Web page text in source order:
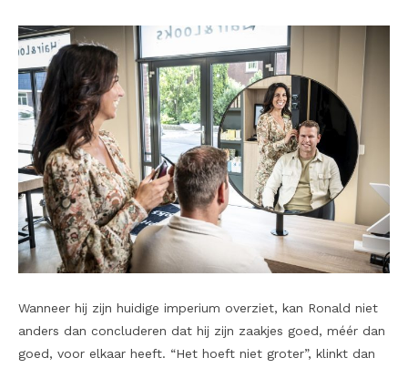
Wanneer hij zijn huidige imperium overziet, kan Ronald niet
anders dan concluderen dat hij zijn zaakjes goed, méér dan
goed, voor elkaar heeft. “Het hoeft niet groter”, klinkt dan